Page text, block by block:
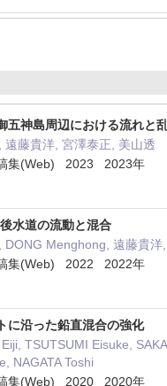
五神島周辺における流れと
藤貴洋, 宮澤泰正, 美山透
稿集(Web) 2023 2023年
水道の流動と混合
Menghong, 遠藤貴洋
稿集(Web) 2022 2022年
に沿った鉛直混合の強化
TSUTSUMI Eisuke,
NAGATA Toshi
稿集(Web) 2020 2020年